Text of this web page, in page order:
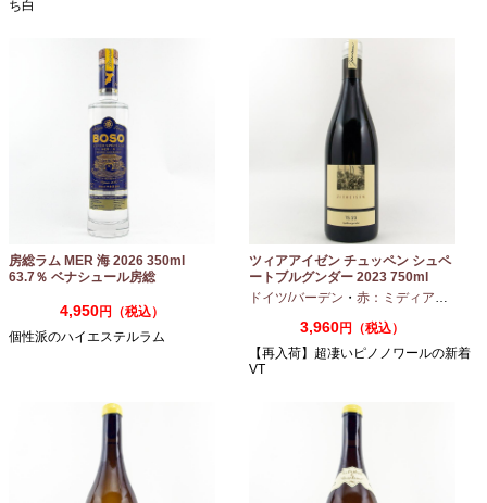
ち白
房総ラム MER 海 2026 350ml
63.7％ ベナシュール房総
4,950円（税込）
個性派のハイエステルラム
ツィアアイゼン チュッペン シュペ
ートブルグンダー 2023 750ml
ドイツ/バーデン ・ 赤：ミディアムボディ
3,960円（税込）
【再入荷】超凄いピノノワールの新着
VT